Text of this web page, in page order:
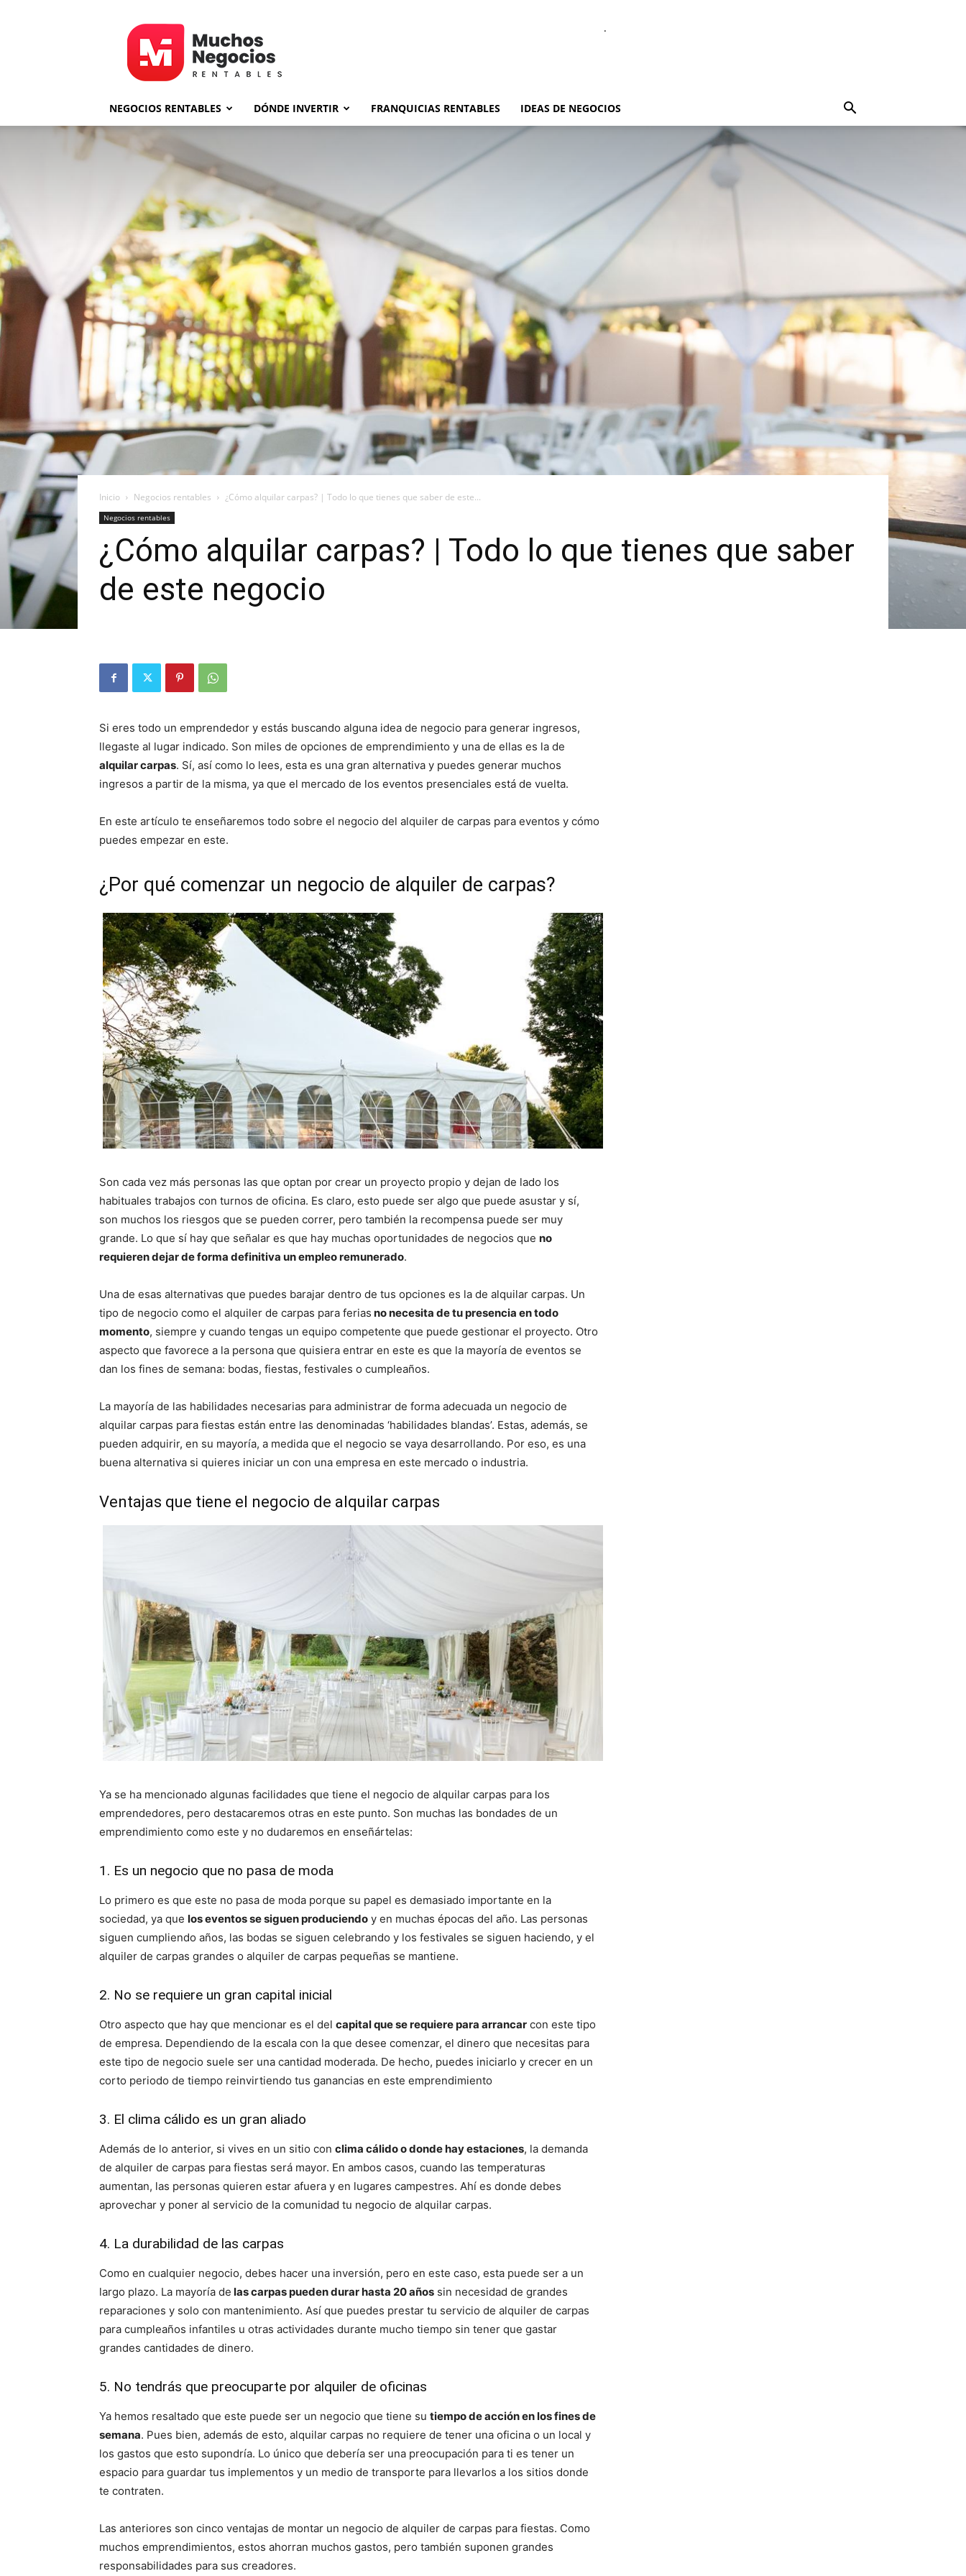
.
NEGOCIOS RENTABLES DÓNDE INVERTIR FRANQUICIAS RENTABLES IDEAS DE NEGOCIOS
Inicio Negocios rentables ¿Cómo alquilar carpas? | Todo lo que tienes que saber de este...
Negocios rentables
¿Cómo alquilar carpas? | Todo lo que tienes que saber
de este negocio
Si eres todo un emprendedor y estás buscando alguna idea de negocio para generar ingresos,
llegaste al lugar indicado. Son miles de opciones de emprendimiento y una de ellas es la de
alquilar carpas. Sí, así como lo lees, esta es una gran alternativa y puedes generar muchos
ingresos a partir de la misma, ya que el mercado de los eventos presenciales está de vuelta.
En este artículo te enseñaremos todo sobre el negocio del alquiler de carpas para eventos y cómo
puedes empezar en este.
¿Por qué comenzar un negocio de alquiler de carpas?
Son cada vez más personas las que optan por crear un proyecto propio y dejan de lado los
habituales trabajos con turnos de oficina. Es claro, esto puede ser algo que puede asustar y sí,
son muchos los riesgos que se pueden correr, pero también la recompensa puede ser muy
grande. Lo que sí hay que señalar es que hay muchas oportunidades de negocios que no
requieren dejar de forma definitiva un empleo remunerado.
Una de esas alternativas que puedes barajar dentro de tus opciones es la de alquilar carpas. Un
tipo de negocio como el alquiler de carpas para ferias no necesita de tu presencia en todo
momento, siempre y cuando tengas un equipo competente que puede gestionar el proyecto. Otro
aspecto que favorece a la persona que quisiera entrar en este es que la mayoría de eventos se
dan los fines de semana: bodas, fiestas, festivales o cumpleaños.
La mayoría de las habilidades necesarias para administrar de forma adecuada un negocio de
alquilar carpas para fiestas están entre las denominadas ‘habilidades blandas’. Estas, además, se
pueden adquirir, en su mayoría, a medida que el negocio se vaya desarrollando. Por eso, es una
buena alternativa si quieres iniciar un con una empresa en este mercado o industria.
Ventajas que tiene el negocio de alquilar carpas
Ya se ha mencionado algunas facilidades que tiene el negocio de alquilar carpas para los
emprendedores, pero destacaremos otras en este punto. Son muchas las bondades de un
emprendimiento como este y no dudaremos en enseñártelas:
1. Es un negocio que no pasa de moda
Lo primero es que este no pasa de moda porque su papel es demasiado importante en la
sociedad, ya que los eventos se siguen produciendo y en muchas épocas del año. Las personas
siguen cumpliendo años, las bodas se siguen celebrando y los festivales se siguen haciendo, y el
alquiler de carpas grandes o alquiler de carpas pequeñas se mantiene.
2. No se requiere un gran capital inicial
Otro aspecto que hay que mencionar es el del capital que se requiere para arrancar con este tipo
de empresa. Dependiendo de la escala con la que desee comenzar, el dinero que necesitas para
este tipo de negocio suele ser una cantidad moderada. De hecho, puedes iniciarlo y crecer en un
corto periodo de tiempo reinvirtiendo tus ganancias en este emprendimiento
3. El clima cálido es un gran aliado
Además de lo anterior, si vives en un sitio con clima cálido o donde hay estaciones, la demanda
de alquiler de carpas para fiestas será mayor. En ambos casos, cuando las temperaturas
aumentan, las personas quieren estar afuera y en lugares campestres. Ahí es donde debes
aprovechar y poner al servicio de la comunidad tu negocio de alquilar carpas.
4. La durabilidad de las carpas
Como en cualquier negocio, debes hacer una inversión, pero en este caso, esta puede ser a un
largo plazo. La mayoría de las carpas pueden durar hasta 20 años sin necesidad de grandes
reparaciones y solo con mantenimiento. Así que puedes prestar tu servicio de alquiler de carpas
para cumpleaños infantiles u otras actividades durante mucho tiempo sin tener que gastar
grandes cantidades de dinero.
5. No tendrás que preocuparte por alquiler de oficinas
Ya hemos resaltado que este puede ser un negocio que tiene su tiempo de acción en los fines de
semana. Pues bien, además de esto, alquilar carpas no requiere de tener una oficina o un local y
los gastos que esto supondría. Lo único que debería ser una preocupación para ti es tener un
espacio para guardar tus implementos y un medio de transporte para llevarlos a los sitios donde
te contraten.
Las anteriores son cinco ventajas de montar un negocio de alquiler de carpas para fiestas. Como
muchos emprendimientos, estos ahorran muchos gastos, pero también suponen grandes
responsabilidades para sus creadores.